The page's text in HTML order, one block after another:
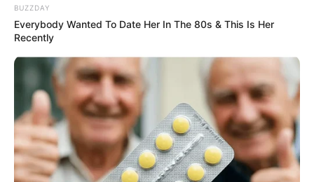
BUZZDAY
Everybody Wanted To Date Her In The 80s & This Is Her
Recently